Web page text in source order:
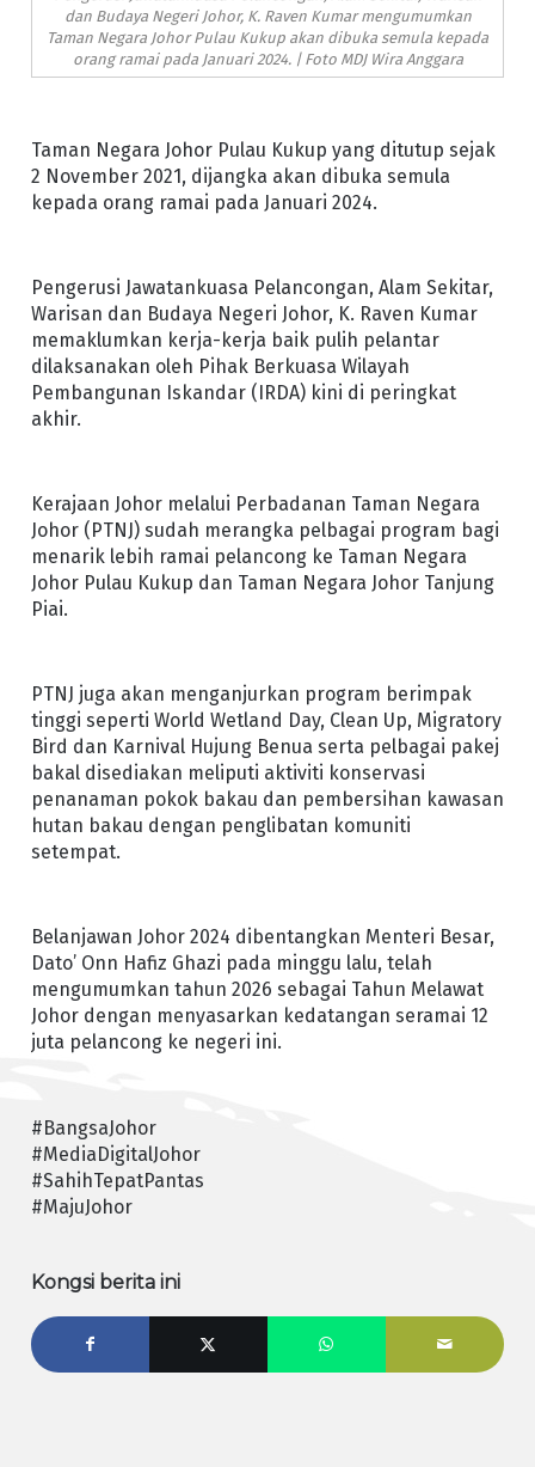
dan Budaya Negeri Johor, K. Raven Kumar mengumumkan
Taman Negara Johor Pulau Kukup akan dibuka semula kepada
orang ramai pada Januari 2024. | Foto MDJ Wira Anggara
Taman Negara Johor Pulau Kukup yang ditutup sejak
2 November 2021, dijangka akan dibuka semula
kepada orang ramai pada Januari 2024.
Pengerusi Jawatankuasa Pelancongan, Alam Sekitar,
Warisan dan Budaya Negeri Johor, K. Raven Kumar
memaklumkan kerja-kerja baik pulih pelantar
dilaksanakan oleh Pihak Berkuasa Wilayah
Pembangunan Iskandar (IRDA) kini di peringkat
akhir.
Kerajaan Johor melalui Perbadanan Taman Negara
Johor (PTNJ) sudah merangka pelbagai program bagi
menarik lebih ramai pelancong ke Taman Negara
Johor Pulau Kukup dan Taman Negara Johor Tanjung
Piai.
PTNJ juga akan menganjurkan program berimpak
tinggi seperti World Wetland Day, Clean Up, Migratory
Bird dan Karnival Hujung Benua serta pelbagai pakej
bakal disediakan meliputi aktiviti konservasi
penanaman pokok bakau dan pembersihan kawasan
hutan bakau dengan penglibatan komuniti
setempat.
Belanjawan Johor 2024 dibentangkan Menteri Besar,
Dato’ Onn Hafiz Ghazi pada minggu lalu, telah
mengumumkan tahun 2026 sebagai Tahun Melawat
Johor dengan menyasarkan kedatangan seramai 12
juta pelancong ke negeri ini.
#BangsaJohor
#MediaDigitalJohor
#SahihTepatPantas
#MajuJohor
Kongsi berita ini